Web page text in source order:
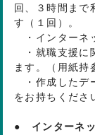
回、３時間まで
す（１回）。
・インターネ
・就職支援に
ます。（用紙持
・作成したデ
をお持ちくださ
● インターネッ